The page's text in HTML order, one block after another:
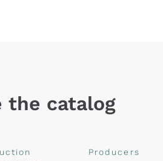
the catalog
Producers